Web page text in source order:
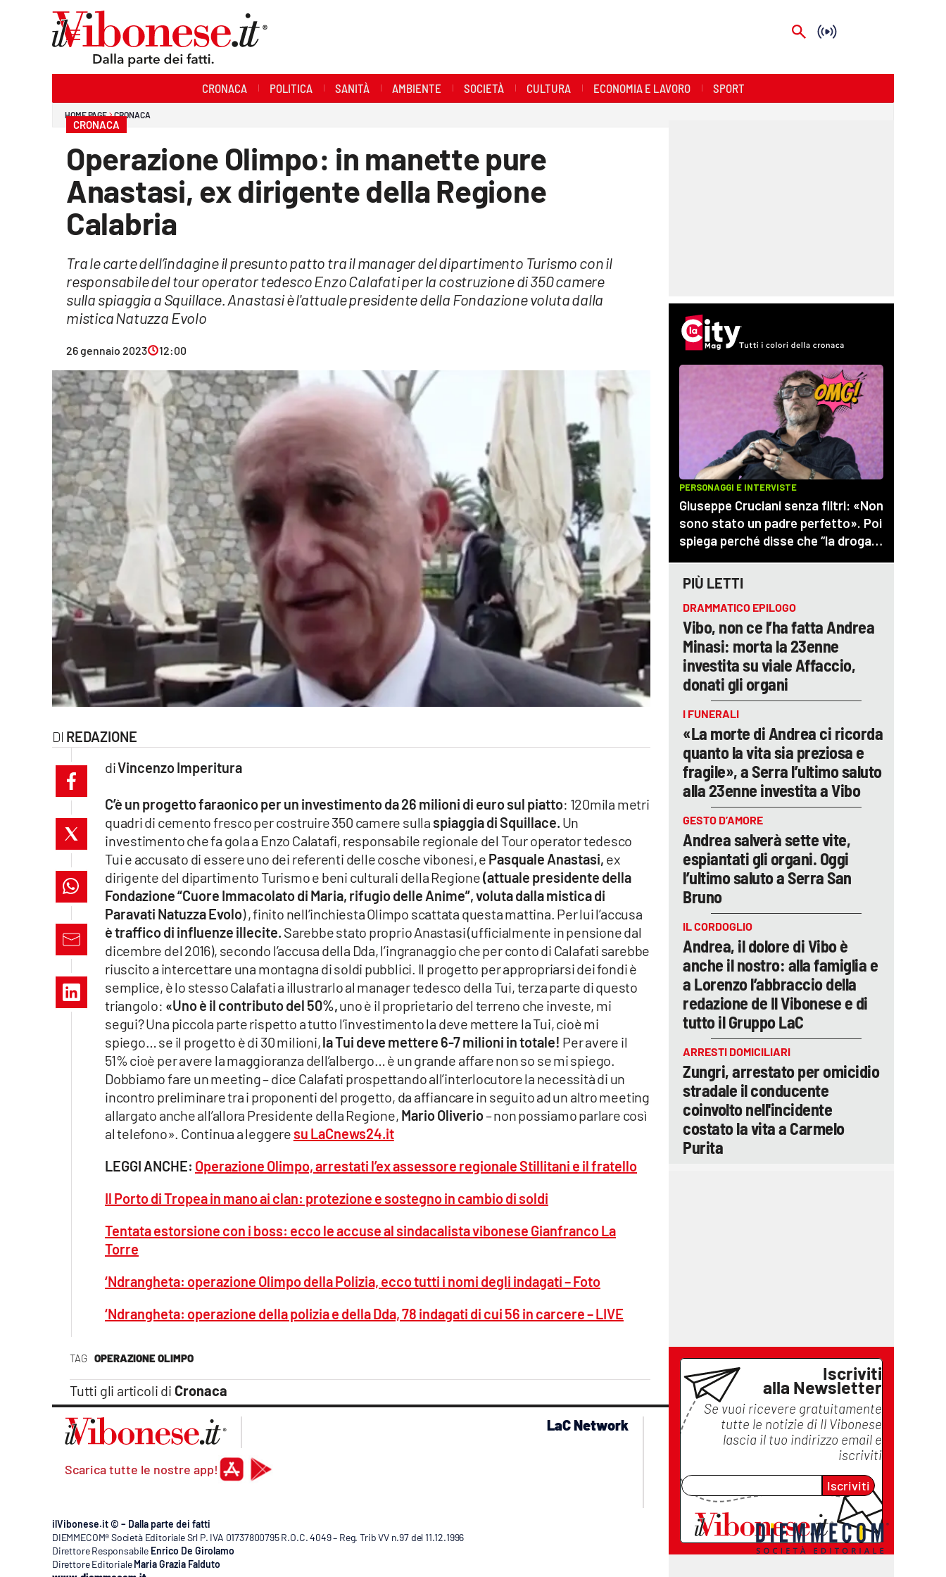
Streaming
Lac Network
cosenzachannel.it
catanzarochannel.it
lacapitalenews.it
Vai
CRONACA POLITICA SANITÀ AMBIENTE SOCIETÀ CULTURA ECONOMIA E LAVORO SPORT
HOME PAGE CRONACA
CRONACA
Operazione Olimpo: in manette pure
Anastasi, ex dirigente della Regione
Calabria
Tra le carte dell’indagine il presunto patto tra il manager del dipartimento Turismo con il
responsabile del tour operator tedesco Enzo Calafati per la costruzione di 350 camere
sulla spiaggia a Squillace. Anastasi è l'attuale presidente della Fondazione voluta dalla
mistica Natuzza Evolo
26 gennaio 2023 12:00
REDAZIONE
TAG OPERAZIONE OLIMPO
Tutti gli articoli di Cronaca
diVincenzo Imperitura
C’è un progetto faraonico per un investimento da 26 milioni di euro sul piatto: 120mila metri
quadri di cemento fresco per costruire 350 camere sulla spiaggia di Squillace. Un
investimento che fa gola a Enzo Calatafi, responsabile regionale del Tour operator tedesco
Tui e accusato di essere uno dei referenti delle cosche vibonesi, e Pasquale Anastasi, ex
dirigente del dipartimento Turismo e beni culturali della Regione(attuale presidente della
Fondazione “Cuore Immacolato di Maria, rifugio delle Anime”, voluta dalla mistica di
Paravati Natuzza Evolo) , finito nell’inchiesta Olimpo scattata questa mattina. Per lui l’accusa
è traffico di influenze illecite. Sarebbe stato proprio Anastasi (ufficialmente in pensione dal
dicembre del 2016), secondo l’accusa della Dda, l’ingranaggio che per conto di Calafati sarebbe
riuscito a intercettare una montagna di soldi pubblici. Il progetto per appropriarsi dei fondi è
semplice, è lo stesso Calafati a illustrarlo al manager tedesco della Tui, terza parte di questo
triangolo: «Uno è il contributo del 50%,uno è il proprietario del terreno che investe, mi
segui? Una piccola parte rispetto a tutto l’investimento la deve mettere la Tui, cioè mi
spiego… se il progetto è di 30 milioni,la Tui deve mettere 6-7 milioni in totale! Per avere il
51% cioè per avere la maggioranza dell’albergo… è un grande affare non so se mi spiego.
Dobbiamo fare un meeting – dice Calafati prospettando all’interlocutore la necessità di un
incontro preliminare tra i proponenti del progetto, da affiancare in seguito ad un altro meeting
allargato anche all’allora Presidente della Regione, Mario Oliverio– non possiamo parlare così
al telefono». Continua a leggere su LaCnews24.it
LEGGI ANCHE: Operazione Olimpo, arrestati l’ex assessore regionale Stillitani e il fratello
Il Porto di Tropea in mano ai clan: protezione e sostegno in cambio di soldi
Tentata estorsione con i boss: ecco le accuse al sindacalista vibonese Gianfranco La
Torre
‘Ndrangheta: operazione Olimpo della Polizia, ecco tutti i nomi degli indagati – Foto
‘Ndrangheta: operazione della polizia e della Dda, 78 indagati di cui 56 in carcere – LIVE
PIÙ LETTI
DRAMMATICO EPILOGO
Vibo, non ce l’ha fatta Andrea
Minasi: morta la 23enne
investita su viale Affaccio,
donati gli organi
I FUNERALI
«La morte di Andrea ci ricorda
quanto la vita sia preziosa e
fragile», a Serra l’ultimo saluto
alla 23enne investita a Vibo
GESTO D’AMORE
Andrea salverà sette vite,
espiantati gli organi. Oggi
l’ultimo saluto a Serra San
Bruno
IL CORDOGLIO
Andrea, il dolore di Vibo è
anche il nostro: alla famiglia e
a Lorenzo l’abbraccio della
redazione de Il Vibonese e di
tutto il Gruppo LaC
ARRESTI DOMICILIARI
Zungri, arrestato per omicidio
stradale il conducente
coinvolto nell'incidente
costato la vita a Carmelo
Purita
Iscriviti
alla Newsletter
Se vuoi ricevere gratuitamente
tutte le notizie di Il Vibonese
lascia il tuo indirizzo email e
iscriviti
Iscriviti
Scarica tutte le nostre app!
LaC Network
lacplay.it
lacitymag.it
lacapitalenews.it
cosenzachannel.it
catanzarochannel.it
ilVibonese.it © – Dalla parte dei fatti
DIEMMECOM® Società Editoriale Srl P. IVA 01737800795 R.O.C. 4049 – Reg. Trib VV n.97 del 11.12.1996
Direttore Responsabile Enrico De Girolamo
Direttore Editoriale Maria Grazia Falduto